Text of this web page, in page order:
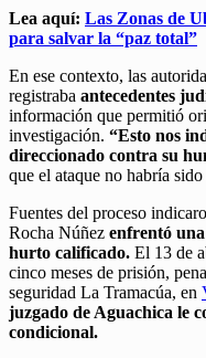
Lea aquí: Las Zonas de
para salvar la “paz total”
En ese contexto, las
registraba antecedentes
información que permitió
investigación. “Esto nos
direccionado contra su
que el ataque no habría
Fuentes del proceso
Rocha Núñez enfrentó
hurto calificado. El 13 de
cinco meses de prisión,
seguridad La Tramacúa, en
juzgado de Aguachica le
condicional.